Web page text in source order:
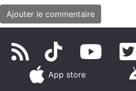
App store